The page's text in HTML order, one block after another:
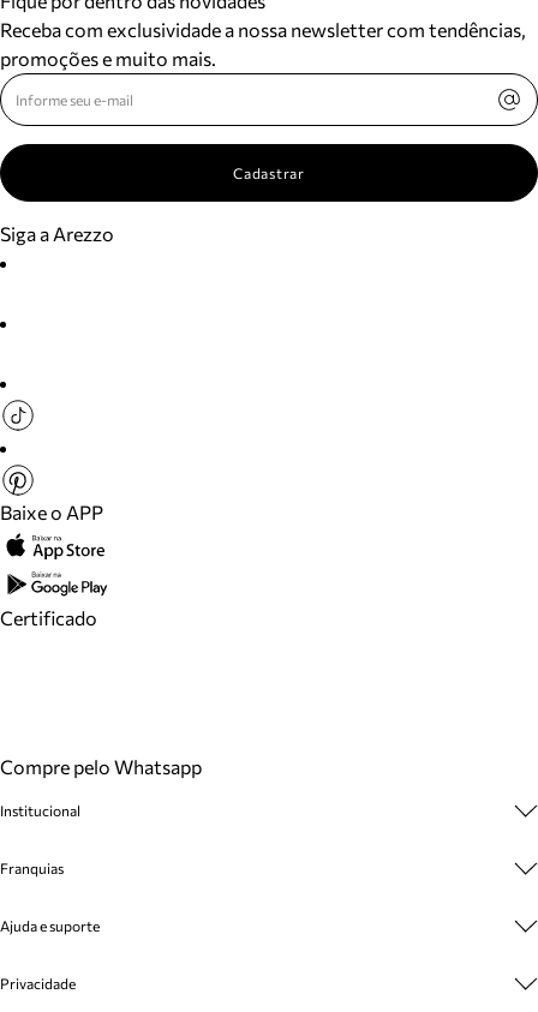
Receba com exclusividade a nossa newsletter com tendências,
promoções e muito mais.
Cadastrar
Siga a Arezzo
Baixe o APP
Certificado
Compre pelo Whatsapp
Institucional
Cashback
Venda Corporativa
Mapa do Site
Franquias
Plano de Negócio
Ajuda e suporte
Cadastro
Privacidade